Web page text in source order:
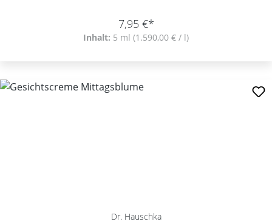
7,95 €*
Inhalt: 5 ml (1.590,00 € / l)
Dr. Hauschka